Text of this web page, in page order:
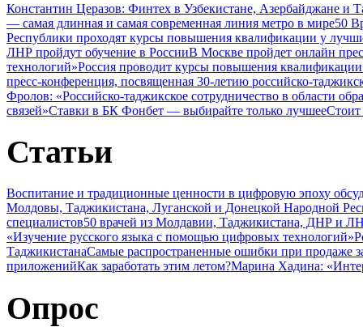
Константин Церазов: Финтех в Узбекистане, Азербайджане
— самая длинная и самая современная линия метро в мире50
Республики проходят курсы повышения квалификации у
ЛНР пройдут обучение в РоссииВ Москве пройдет онлайн
технологий»Россия проводит курсы повышения квалификации
пресс-конференция, посвященная 30-летию российско-
Фролов: «Российско-таджикское сотрудничество в области
связей»Ставки в БК Фонбет — выбирайте только лучшееСтоит
Статьи
Воспитание и традиционные ценности в цифровую эпоху
Молдовы, Таджикистана, Луганской и Донецкой Народной
специалистов50 врачей из Молдавии, Таджикистана, ДНР и
«Изучение русского языка с помощью цифровых технологий»
ТаджикистанаСамые распространенные ошибки при продаже
приложенийКак заработать этим летом?Марина Хадина:
Опрос